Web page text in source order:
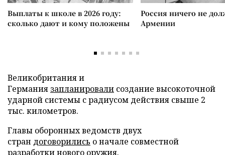
Выплаты к школе в 2026 году:
сколько дают и кому положены
Россия ничего не
Армении
Великобритания и
Германия запланировали создание высокоточной
ударной системы с радиусом действия свыше 2
тыс. километров.
Главы оборонных ведомств двух
стран договорились о начале совместной
разработки нового оружия.